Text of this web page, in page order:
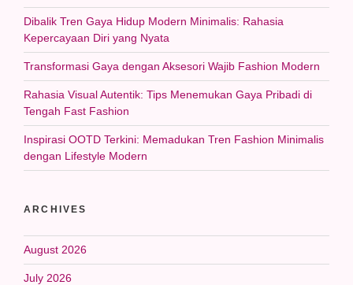
Dibalik Tren Gaya Hidup Modern Minimalis: Rahasia
Kepercayaan Diri yang Nyata
Transformasi Gaya dengan Aksesori Wajib Fashion Modern
Rahasia Visual Autentik: Tips Menemukan Gaya Pribadi di
Tengah Fast Fashion
Inspirasi OOTD Terkini: Memadukan Tren Fashion Minimalis
dengan Lifestyle Modern
ARCHIVES
August 2026
July 2026